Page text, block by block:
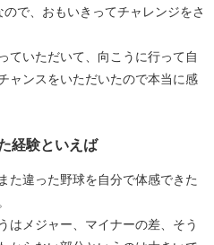
で、おもいきってチャレンジをさ
ていただいて、向こうに行って自
ャンスをいただいたので本当に感
経験といえば
た違った野球を自分で体感できた
はメジャー、マイナーの差、そう